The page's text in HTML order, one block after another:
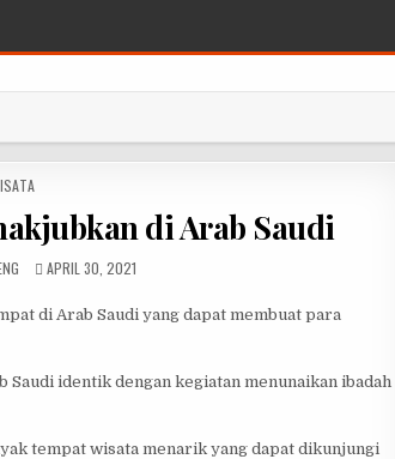
IN
di Arab Saudi
PUBLISHED DATE:
APRIL 30, 2021
di Arab Saudi yang dapat membuat para
identik dengan kegiatan menunaikan ibadah
tempat wisata menarik yang dapat dikunjungi